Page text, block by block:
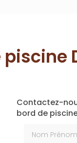
Contactez-
bord de